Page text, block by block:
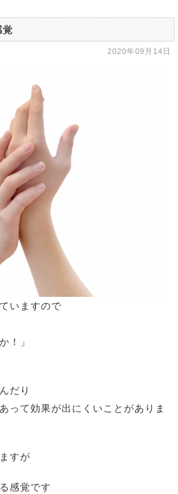
覚
2020年09月14日
いますので
！」
だり
って効果が出にくいことがありま
すが
感覚です